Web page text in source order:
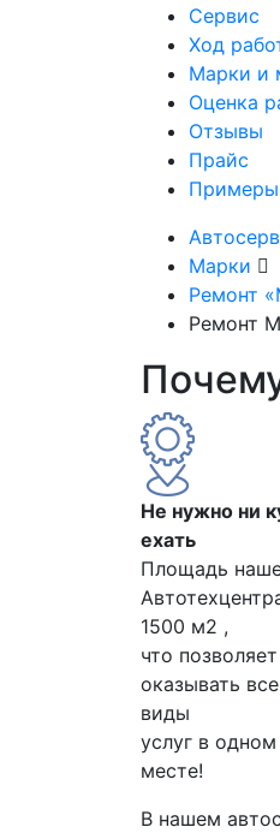
Сервис
Ход
Марки и
Оценка
Отзывы
Прайс
Примеры
Марки
Ремонт
Ремонт
Не нужно ни
ехать
Площадь
1500 м2 ,
что
оказывать все
виды
услуг в одном
месте!
В нашем